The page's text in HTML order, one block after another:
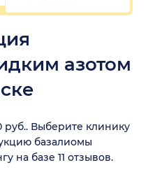
азотом
руб.. Выберите клинику
базалиомы
на базе 11 отзывов.